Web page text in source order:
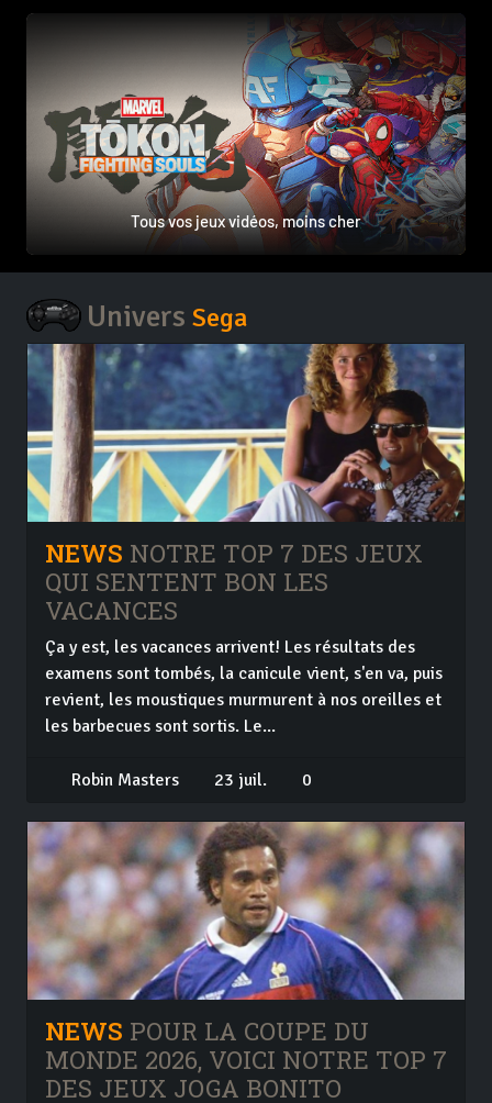
Tous vos jeux vidéos, moins cher
Univers Sega
NEWS NOTRE TOP 7 DES JEUX
QUI SENTENT BON LES
VACANCES
Ça y est, les vacances arrivent! Les résultats des
examens sont tombés, la canicule vient, s'en va, puis
revient, les moustiques murmurent à nos oreilles et
les barbecues sont sortis. Le...
Robin Masters 23 juil. 0
NEWS POUR LA COUPE DU
MONDE 2026, VOICI NOTRE TOP 7
DES JEUX JOGA BONITO